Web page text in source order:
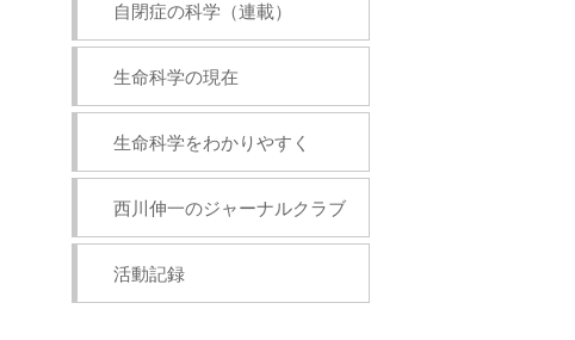
自閉症の科学（連載）
生命科学の現在
生命科学をわかりやすく
西川伸一のジャーナルクラブ
活動記録